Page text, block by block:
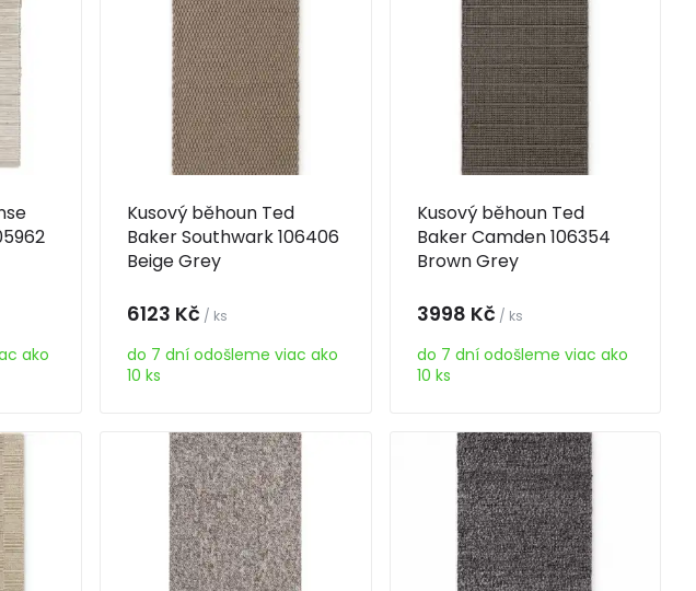
ako
Kusový běhoun Ted
Baker Southwark 106406
Beige Grey
6123 Kč / ks
do 7 dní odošleme viac ako
10 ks
Kusový běhoun Ted
Baker Camden 106354
Brown Grey
3998 Kč / ks
do 7 dní odošleme viac ako
10 ks